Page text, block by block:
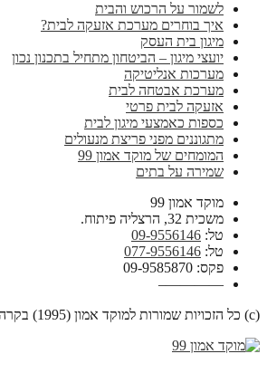
לשמור על הרכוש והבית
איך בוחרים מערכת אזעקה לבית?
מיגון בית העסק
יועצי מיגון – הביטחון מתחיל בתכנון נכון
מערכות אנליטיקה
מערכת אבטחה לבית
אזעקה לבית פרטי
כספות כאמצעי מיגון לבית
מתגוננים מפני פריצת מנעולים
המומחים של מוקד אמון 99
שמירה על בתים
מוקד אמון 99
משכית 32, הרצליה פיתוח.
טל: 09-9556146
טל: 077-9556146
פקס: 09-9585870
————–
(c) כל הזכויות שמורות למוקד אמון (1995) בקרה וסיור בע”מ